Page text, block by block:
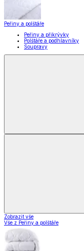
Peřiny a polštáře
Peřiny a přikrývky
Polštáře a podhlavníky
Soupravy
Zobrazit vše
Vše z Peřiny a polštáře